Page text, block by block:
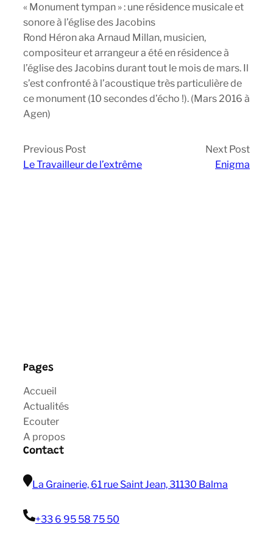
« Monument tympan » : une résidence musicale et
sonore à l’église des Jacobins
Rond Héron aka Arnaud Millan, musicien,
compositeur et arrangeur a été en résidence à
l’église des Jacobins durant tout le mois de mars. Il
s’est confronté à l’acoustique très particulière de
ce monument (10 secondes d’écho !). (Mars 2016 à
Agen)
Previous Post
Le Travailleur de l’extrême
Next Post
Enigma
Pages
Accueil
Actualités
Ecouter
A propos
Contact
La Grainerie, 61 rue Saint Jean, 31130 Balma
+33 6 95 58 75 50